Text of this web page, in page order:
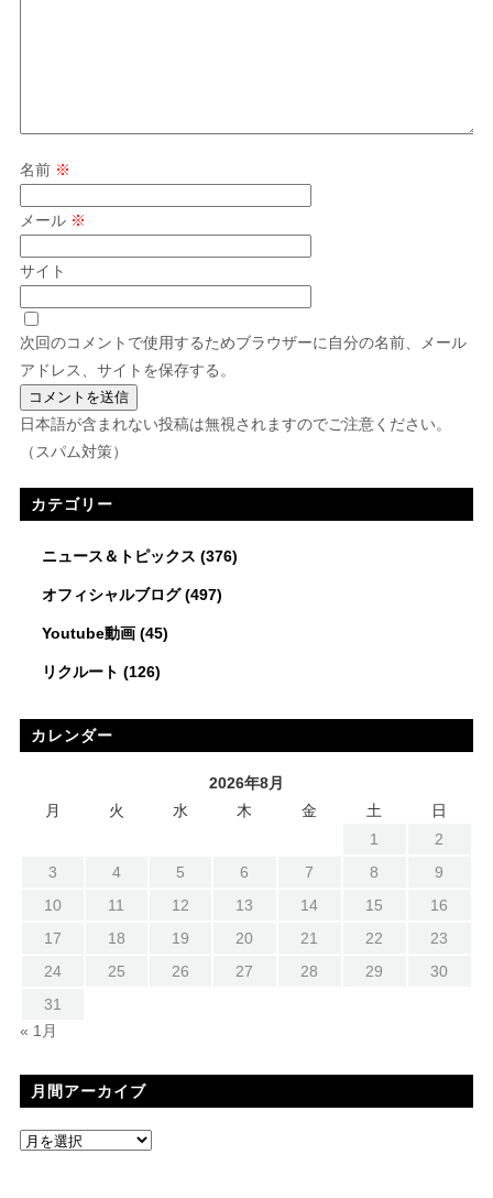
名前 ※
メール ※
サイト
次回のコメントで使用するためブラウザーに自分の名前、メール
アドレス、サイトを保存する。
日本語が含まれない投稿は無視されますのでご注意ください。
（スパム対策）
カテゴリー
ニュース＆トピックス (376)
オフィシャルブログ(497)
Youtube動画(45)
リクルート (126)
カレンダー
2026年8月
月
火 水 木 金 土
日
1
2
3
4 5 6 7 8
9
10
11 12 13 14 15
16
17
18 19 20 21 22
23
24
25 26 27 28 29
30
31
« 1月
月間アーカイブ